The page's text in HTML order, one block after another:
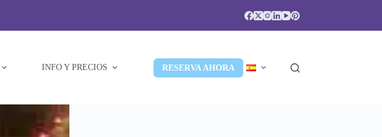
INFO Y PRECIOS RESERVA AHORA